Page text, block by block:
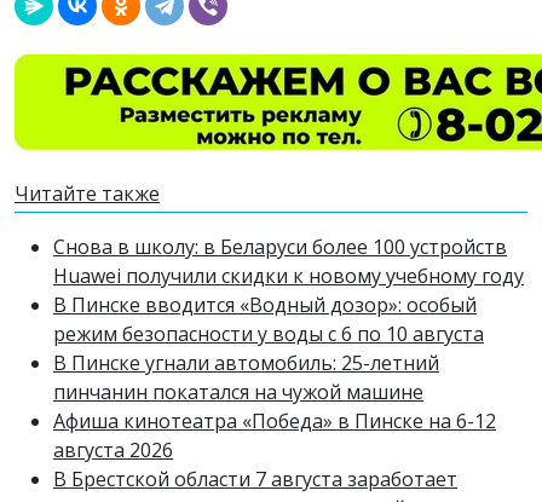
Читайте также
Снова в школу: в Беларуси более 100 устройств
Huawei получили скидки к новому учебному году
В Пинске вводится «Водный дозор»: особый
режим безопасности у воды с 6 по 10 августа
В Пинске угнали автомобиль: 25-летний
пинчанин покатался на чужой машине
Афиша кинотеатра «Победа» в Пинске на 6-12
августа 2026
В Брестской области 7 августа заработает